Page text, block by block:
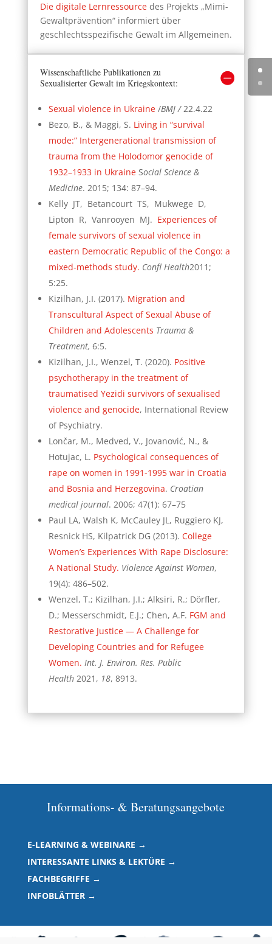
Die digitale Lernressourcedes Projekts „Mimi-
Gewaltprävention“ informiert über
geschlechtsspezifische Gewalt im Allgemeinen.
Wissenschaftliche Publikationen zu
Sexualisierter Gewalt im Kriegskontext:
Sexual violence in Ukraine/BMJ /22.4.22
Bezo, B., & Maggi, S. Living in “survival
mode:” Intergenerational transmission of
trauma from the Holodomor genocide of
1932–1933 in Ukraine Social Science &
Medicine. 2015; 134: 87–94.
Kelly JT, Betancourt TS, Mukwege D,
Lipton R, Vanrooyen MJ. Experiences of
female survivors of sexual violence in
eastern Democratic Republic of the Congo: a
mixed-methods study. Confl Health2011;
5:25.
Kizilhan, J.I. (2017). Migration and
Transcultural Aspect of Sexual Abuse of
Children and Adolescents Trauma &
Treatment, 6:5.
Kizilhan, J.I., Wenzel, T. (2020). Positive
psychotherapy in the treatment of
traumatised Yezidi survivors of sexualised
violence and genocide, International Review
of Psychiatry.
Lončar, M., Medved, V., Jovanović, N., &
Hotujac, L. Psychological consequences of
rape on women in 1991-1995 war in Croatia
and Bosnia and Herzegovina. Croatian
medical journal. 2006; 47(1): 67–75
Paul LA, Walsh K, McCauley JL, Ruggiero KJ,
Resnick HS, Kilpatrick DG (2013). College
Women’s Experiences With Rape Disclosure:
A National Study. Violence Against Women,
19(4): 486–502.
Wenzel, T.; Kizilhan, J.I.; Alksiri, R.; Dörfler,
D.; Messerschmidt, E.J.; Chen, A.F. FGM and
Restorative Justice — A Challenge for
Developing Countries and for Refugee
Women. Int. J. Environ. Res. Public
Health2021, 18, 8913.
Informations- & Beratungsangebote
E-LEARNING & WEBINARE →
INTERESSANTE LINKS & LEKTÜRE →
FACHBEGRIFFE →
INFOBLÄTTER →